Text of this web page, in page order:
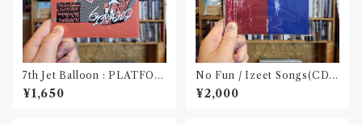
7th Jet Balloon : PLATFOR
M SPLIT EP(CD)〝長野〟×
〝大阪〟
¥1,650
No Fun / Izeet Songs(CD)
〝京都〟
¥2,000